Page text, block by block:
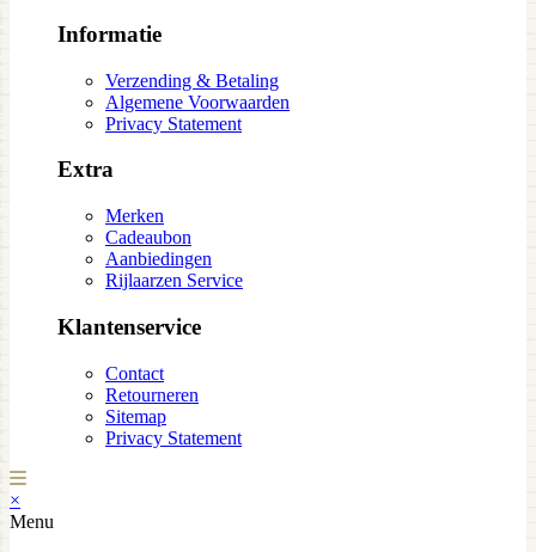
Informatie
Verzending & Betaling
Algemene Voorwaarden
Privacy Statement
Extra
Merken
Cadeaubon
Aanbiedingen
Rijlaarzen Service
Klantenservice
Contact
Retourneren
Sitemap
Privacy Statement
×
Menu